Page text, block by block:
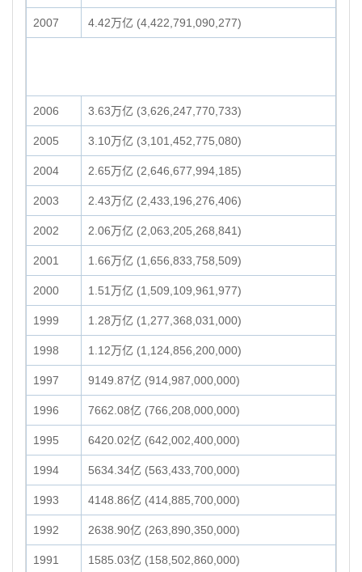
2007 4.42万亿 (4,422,791,090,277)
2006 3.63万亿 (3,626,247,770,733)
2005 3.10万亿 (3,101,452,775,080)
2004 2.65万亿 (2,646,677,994,185)
2003 2.43万亿 (2,433,196,276,406)
2002 2.06万亿 (2,063,205,268,841)
2001 1.66万亿 (1,656,833,758,509)
2000 1.51万亿 (1,509,109,961,977)
1999 1.28万亿 (1,277,368,031,000)
1998 1.12万亿 (1,124,856,200,000)
1997 9149.87亿 (914,987,000,000)
1996 7662.08亿 (766,208,000,000)
1995 6420.02亿 (642,002,400,000)
1994 5634.34亿 (563,433,700,000)
1993 4148.86亿 (414,885,700,000)
1992 2638.90亿 (263,890,350,000)
1991 1585.03亿 (158,502,860,000)